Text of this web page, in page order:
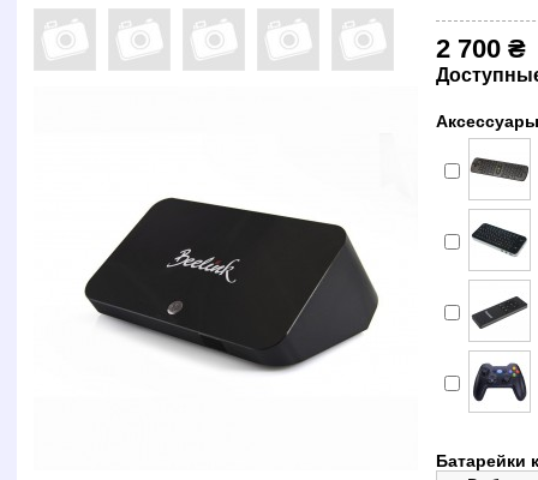
2 700 ₴
Батарейки